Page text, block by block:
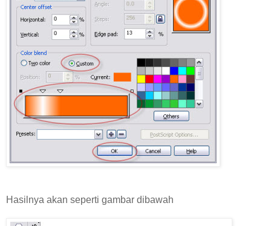
Hasilnya akan seperti gambar dibawah